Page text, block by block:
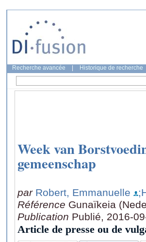
Recherche avancée Historique de recherche
Week van
gemeenschap
par Robert, Emmanuelle
Référence Gunaïkeia
Publication Publié, 2016-
Article de presse ou de